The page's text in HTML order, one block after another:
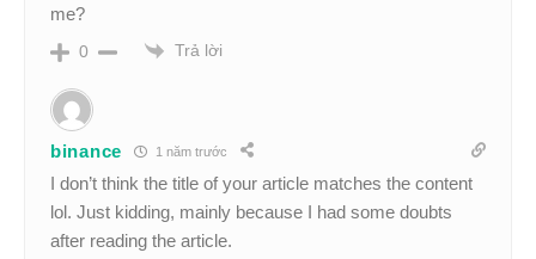
me?
0 Trả lời
binance 1 năm trước
I don’t think the title of your article matches the content
lol. Just kidding, mainly because I had some doubts
after reading the article.